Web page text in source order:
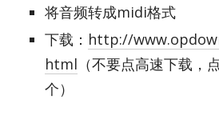
将音频转成midi格式
下载： http://
html （不要点高速下载，
个）